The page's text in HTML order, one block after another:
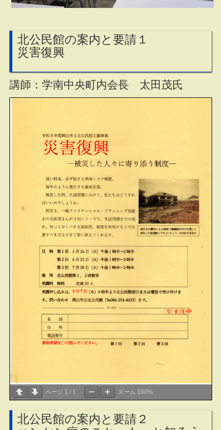
北公民館の案内と要請１
災害復興
講師：学南中央町内会長 太田茂氏
ページ 1 / 1 ズーム 100%
北公民館の案内と要請２